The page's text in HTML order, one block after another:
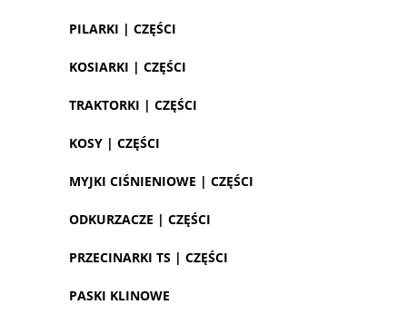
PILARKI | CZĘŚCI
KOSIARKI | CZĘŚCI
TRAKTORKI | CZĘŚCI
KOSY | CZĘŚCI
MYJKI CIŚNIENIOWE | CZĘŚCI
ODKURZACZE | CZĘŚCI
PRZECINARKI TS | CZĘŚCI
PASKI KLINOWE